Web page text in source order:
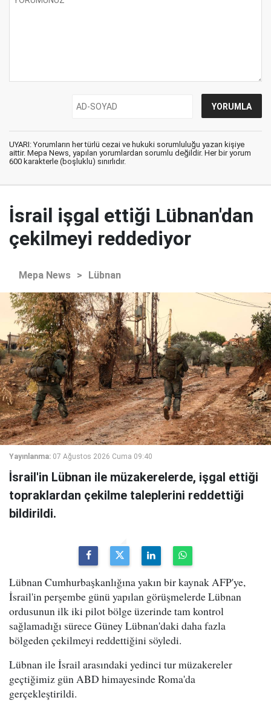
UYARI: Yorumların her türlü cezai ve hukuki sorumluluğu yazan kişiye
aittir. Mepa News, yapılan yorumlardan sorumlu değildir. Her bir yorum
600 karakterle (boşluklu) sınırlıdır.
İsrail işgal ettiği Lübnan'dan
çekilmeyi reddediyor
Mepa News > Lübnan
Yayınlanma: 07 Ağustos 2026 Cuma 09:40
İsrail'in Lübnan ile müzakerelerde, işgal ettiği
topraklardan çekilme taleplerini reddettiği
bildirildi.
Lübnan Cumhurbaşkanlığına yakın bir kaynak AFP'ye,
İsrail'in perşembe günü yapılan görüşmelerde Lübnan
ordusunun ilk iki pilot bölge üzerinde tam kontrol
sağlamadığı sürece Güney Lübnan'daki daha fazla
bölgeden çekilmeyi reddettiğini söyledi.
Lübnan ile İsrail arasındaki yedinci tur müzakereler
geçtiğimiz gün ABD himayesinde Roma'da
gerçekleştirildi.